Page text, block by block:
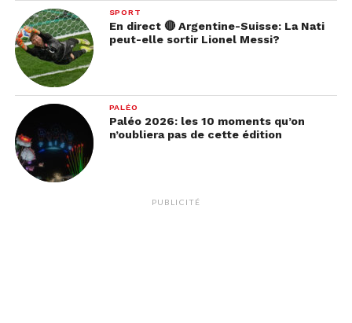
SPORT
En direct 🔴 Argentine-Suisse: La Nati
peut-elle sortir Lionel Messi?
PALÉO
Paléo 2026: les 10 moments qu’on
n’oubliera pas de cette édition
PUBLICITÉ